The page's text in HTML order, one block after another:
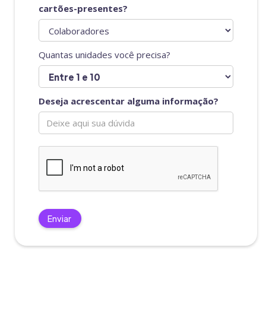
cartões-presentes?
Quantas unidades você precisa?
Deseja acrescentar alguma informação?